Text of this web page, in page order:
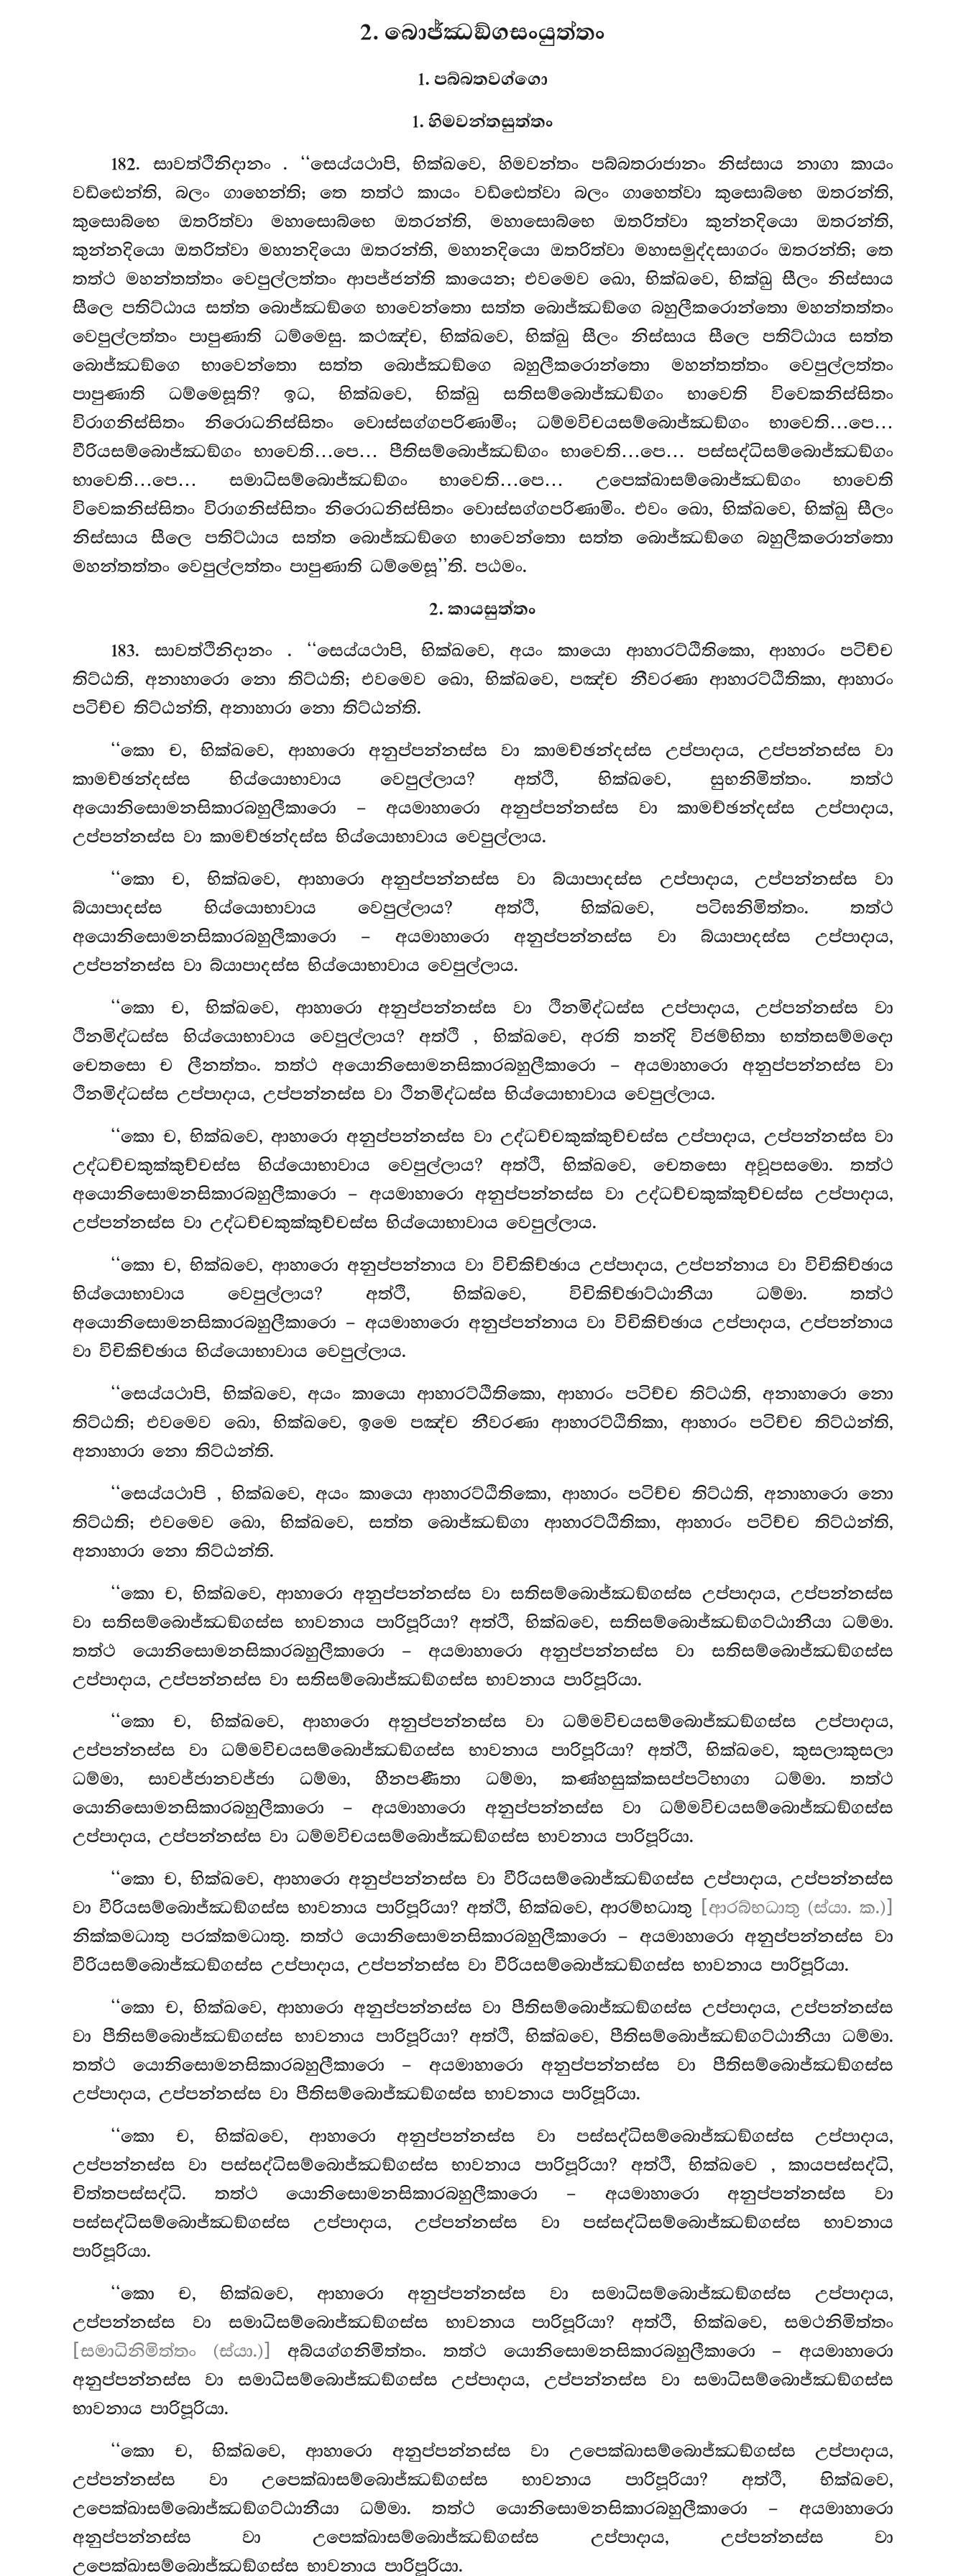
2. බොජ්ඣඞ්ගසංයුත්තං
1. පබ්බතවග්ගො
1. හිමවන්තසුත්තං
182. සාවත්ථිනිදානං . ‘‘සෙය්යථාපි, භික්ඛවෙ, හිමවන්තං පබ්බතරාජානං නිස්සාය නාගා කායං
වඩ්ඪෙන්ති, බලං ගාහෙන්ති; තෙ තත්ථ කායං වඩ්ඪෙත්වා බලං ගාහෙත්වා කුසොබ්භෙ ඔතරන්ති,
කුසොබ්භෙ ඔතරිත්වා මහාසොබ්භෙ ඔතරන්ති, මහාසොබ්භෙ ඔතරිත්වා කුන්නදියො ඔතරන්ති,
කුන්නදියො ඔතරිත්වා මහානදියො ඔතරන්ති, මහානදියො ඔතරිත්වා මහාසමුද්දසාගරං ඔතරන්ති; තෙ
තත්ථ මහන්තත්තං වෙපුල්ලත්තං ආපජ්ජන්ති කායෙන; එවමෙව ඛො, භික්ඛවෙ, භික්ඛු සීලං නිස්සාය
සීලෙ පතිට්ඨාය සත්ත බොජ්ඣඞ්ගෙ භාවෙන්තො සත්ත බොජ්ඣඞ්ගෙ බහුලීකරොන්තො මහන්තත්තං
වෙපුල්ලත්තං පාපුණාති ධම්මෙසු. කථඤ්ච, භික්ඛවෙ, භික්ඛු සීලං නිස්සාය සීලෙ පතිට්ඨාය සත්ත
බොජ්ඣඞ්ගෙ භාවෙන්තො සත්ත බොජ්ඣඞ්ගෙ බහුලීකරොන්තො මහන්තත්තං වෙපුල්ලත්තං
පාපුණාති ධම්මෙසූති? ඉධ, භික්ඛවෙ, භික්ඛු සතිසම්බොජ්ඣඞ්ගං භාවෙති විවෙකනිස්සිතං
විරාගනිස්සිතං නිරොධනිස්සිතං වොස්සග්ගපරිණාමිං; ධම්මවිචයසම්බොජ්ඣඞ්ගංභාවෙති…පෙ…
වීරියසම්බොජ්ඣඞ්ගං භාවෙති…පෙ… පීතිසම්බොජ්ඣඞ්ගං භාවෙති…පෙ… පස්සද්ධිසම්බොජ්ඣඞ්ගං
භාවෙති…පෙ… සමාධිසම්බොජ්ඣඞ්ගං භාවෙති…පෙ… උපෙක්ඛාසම්බොජ්ඣඞ්ගංභාවෙති
විවෙකනිස්සිතං විරාගනිස්සිතං නිරොධනිස්සිතං වොස්සග්ගපරිණාමිං. එවං ඛො, භික්ඛවෙ, භික්ඛු සීලං
නිස්සාය සීලෙ පතිට්ඨාය සත්ත බොජ්ඣඞ්ගෙ භාවෙන්තො සත්ත බොජ්ඣඞ්ගෙ බහුලීකරොන්තො
මහන්තත්තං වෙපුල්ලත්තං පාපුණාති ධම්මෙසූ’’ති. පඨමං.
2. කායසුත්තං
183. සාවත්ථිනිදානං . ‘‘සෙය්යථාපි, භික්ඛවෙ, අයං කායො ආහාරට්ඨිතිකො, ආහාරං පටිච්ච
තිට්ඨති, අනාහාරො නො තිට්ඨති; එවමෙව ඛො, භික්ඛවෙ, පඤ්ච නීවරණා ආහාරට්ඨිතිකා, ආහාරං
පටිච්ච තිට්ඨන්ති, අනාහාරා නො තිට්ඨන්ති.
‘‘කො ච, භික්ඛවෙ, ආහාරො අනුප්පන්නස්ස වා කාමච්ඡන්දස්ස උප්පාදාය, උප්පන්නස්ස වා
කාමච්ඡන්දස්ස භිය්යොභාවාය වෙපුල්ලාය? අත්ථි, භික්ඛවෙ, සුභනිමිත්තං. තත්ථ
අයොනිසොමනසිකාරබහුලීකාරො – අයමාහාරො අනුප්පන්නස්ස වා කාමච්ඡන්දස්ස උප්පාදාය,
උප්පන්නස්ස වා කාමච්ඡන්දස්ස භිය්යොභාවාය වෙපුල්ලාය.
‘‘කො ච, භික්ඛවෙ, ආහාරො අනුප්පන්නස්ස වා බ්යාපාදස්ස උප්පාදාය, උප්පන්නස්ස වා
බ්යාපාදස්ස භිය්යොභාවාය වෙපුල්ලාය? අත්ථි, භික්ඛවෙ, පටිඝනිමිත්තං. තත්ථ
අයොනිසොමනසිකාරබහුලීකාරො – අයමාහාරො අනුප්පන්නස්ස වා බ්යාපාදස්ස උප්පාදාය,
උප්පන්නස්ස වා බ්යාපාදස්ස භිය්යොභාවාය වෙපුල්ලාය.
‘‘කො ච, භික්ඛවෙ, ආහාරො අනුප්පන්නස්ස වා ථිනමිද්ධස්ස උප්පාදාය, උප්පන්නස්ස වා
ථිනමිද්ධස්ස භිය්යොභාවාය වෙපුල්ලාය? අත්ථි , භික්ඛවෙ, අරති තන්දි විජම්භිතා භත්තසම්මදො
චෙතසො ච ලීනත්තං. තත්ථ අයොනිසොමනසිකාරබහුලීකාරො – අයමාහාරො අනුප්පන්නස්ස වා
ථිනමිද්ධස්ස උප්පාදාය, උප්පන්නස්ස වා ථිනමිද්ධස්ස භිය්යොභාවාය වෙපුල්ලාය.
‘‘කො ච, භික්ඛවෙ, ආහාරො අනුප්පන්නස්ස වා උද්ධච්චකුක්කුච්චස්ස උප්පාදාය, උප්පන්නස්ස වා
උද්ධච්චකුක්කුච්චස්ස භිය්යොභාවාය වෙපුල්ලාය? අත්ථි, භික්ඛවෙ, චෙතසො අවූපසමො. තත්ථ
අයොනිසොමනසිකාරබහුලීකාරො – අයමාහාරො අනුප්පන්නස්ස වා උද්ධච්චකුක්කුච්චස්ස උප්පාදාය,
උප්පන්නස්ස වා උද්ධච්චකුක්කුච්චස්ස භිය්යොභාවාය වෙපුල්ලාය.
‘‘කො ච, භික්ඛවෙ, ආහාරො අනුප්පන්නාය වා විචිකිච්ඡාය උප්පාදාය, උප්පන්නාය වා විචිකිච්ඡාය
භිය්යොභාවාය වෙපුල්ලාය? අත්ථි, භික්ඛවෙ, විචිකිච්ඡාට්ඨානීයා ධම්මා. තත්ථ
අයොනිසොමනසිකාරබහුලීකාරො – අයමාහාරො අනුප්පන්නාය වා විචිකිච්ඡාය උප්පාදාය, උප්පන්නාය
වා විචිකිච්ඡාය භිය්යොභාවාය වෙපුල්ලාය.
‘‘සෙය්යථාපි, භික්ඛවෙ, අයං කායො ආහාරට්ඨිතිකො, ආහාරං පටිච්ච තිට්ඨති, අනාහාරො නො
තිට්ඨති; එවමෙව ඛො, භික්ඛවෙ, ඉමෙ පඤ්ච නීවරණා ආහාරට්ඨිතිකා, ආහාරං පටිච්ච තිට්ඨන්ති,
අනාහාරා නො තිට්ඨන්ති.
‘‘සෙය්යථාපි , භික්ඛවෙ, අයං කායො ආහාරට්ඨිතිකො, ආහාරං පටිච්චතිට්ඨති, අනාහාරො නො
තිට්ඨති; එවමෙව ඛො, භික්ඛවෙ, සත්ත බොජ්ඣඞ්ගා ආහාරට්ඨිතිකා, ආහාරං පටිච්ච තිට්ඨන්ති,
අනාහාරා නො තිට්ඨන්ති.
‘‘කො ච, භික්ඛවෙ, ආහාරො අනුප්පන්නස්ස වා සතිසම්බොජ්ඣඞ්ගස්ස උප්පාදාය, උප්පන්නස්ස
වා සතිසම්බොජ්ඣඞ්ගස්ස භාවනාය පාරිපූරියා? අත්ථි, භික්ඛවෙ, සතිසම්බොජ්ඣඞ්ගට්ඨානීයා ධම්මා.
තත්ථ යොනිසොමනසිකාරබහුලීකාරො – අයමාහාරො අනුප්පන්නස්ස වා සතිසම්බොජ්ඣඞ්ගස්ස
උප්පාදාය, උප්පන්නස්ස වා සතිසම්බොජ්ඣඞ්ගස්ස භාවනාය පාරිපූරියා.
‘‘කොච, භික්ඛවෙ, ආහාරො අනුප්පන්නස්ස වා ධම්මවිචයසම්බොජ්ඣඞ්ගස්ස උප්පාදාය,
උප්පන්නස්ස වා ධම්මවිචයසම්බොජ්ඣඞ්ගස්ස භාවනාය පාරිපූරියා? අත්ථි, භික්ඛවෙ, කුසලාකුසලා
ධම්මා, සාවජ්ජානවජ්ජා ධම්මා, හීනපණීතා ධම්මා, කණ්හසුක්කසප්පටිභාගා ධම්මා. තත්ථ
යොනිසොමනසිකාරබහුලීකාරො – අයමාහාරො අනුප්පන්නස්ස වා ධම්මවිචයසම්බොජ්ඣඞ්ගස්ස
උප්පාදාය, උප්පන්නස්ස වා ධම්මවිචයසම්බොජ්ඣඞ්ගස්ස භාවනාය පාරිපූරියා.
‘‘කො ච, භික්ඛවෙ, ආහාරො අනුප්පන්නස්ස වා වීරියසම්බොජ්ඣඞ්ගස්ස උප්පාදාය, උප්පන්නස්ස
වා වීරියසම්බොජ්ඣඞ්ගස්ස භාවනාය පාරිපූරියා? අත්ථි, භික්ඛවෙ, ආරම්භධාතු
[ආරබ්භධාතු (ස්යා. ක.)]
නික්කමධාතු පරක්කමධාතු. තත්ථ යොනිසොමනසිකාරබහුලීකාරො – අයමාහාරො අනුප්පන්නස්සවා
වීරියසම්බොජ්ඣඞ්ගස්ස උප්පාදාය, උප්පන්නස්ස වා වීරියසම්බොජ්ඣඞ්ගස්ස භාවනාය පාරිපූරියා.
‘‘කො ච, භික්ඛවෙ, ආහාරො අනුප්පන්නස්ස වා පීතිසම්බොජ්ඣඞ්ගස්ස උප්පාදාය, උප්පන්නස්ස
වා පීතිසම්බොජ්ඣඞ්ගස්ස භාවනාය පාරිපූරියා? අත්ථි, භික්ඛවෙ, පීතිසම්බොජ්ඣඞ්ගට්ඨානීයා ධම්මා.
තත්ථ යොනිසොමනසිකාරබහුලීකාරො – අයමාහාරො අනුප්පන්නස්ස වා පීතිසම්බොජ්ඣඞ්ගස්ස
උප්පාදාය, උප්පන්නස්ස වා පීතිසම්බොජ්ඣඞ්ගස්ස භාවනාය පාරිපූරියා.
‘‘කො ච, භික්ඛවෙ, ආහාරො අනුප්පන්නස්ස වා පස්සද්ධිසම්බොජ්ඣඞ්ගස්ස උප්පාදාය,
උප්පන්නස්ස වා පස්සද්ධිසම්බොජ්ඣඞ්ගස්ස භාවනාය පාරිපූරියා? අත්ථි, භික්ඛවෙ , කායපස්සද්ධි,
චිත්තපස්සද්ධි. තත්ථ යොනිසොමනසිකාරබහුලීකාරො – අයමාහාරො අනුප්පන්නස්ස වා
පස්සද්ධිසම්බොජ්ඣඞ්ගස්ස උප්පාදාය, උප්පන්නස්ස වා පස්සද්ධිසම්බොජ්ඣඞ්ගස්ස භාවනාය
පාරිපූරියා.
‘‘කො ච, භික්ඛවෙ, ආහාරො අනුප්පන්නස්ස වා සමාධිසම්බොජ්ඣඞ්ගස්ස උප්පාදාය,
උප්පන්නස්ස වා සමාධිසම්බොජ්ඣඞ්ගස්ස භාවනාය පාරිපූරියා? අත්ථි, භික්ඛවෙ, සමථනිමිත්තං
[සමාධිනිමිත්තං (ස්යා.)]
අබ්යග්ගනිමිත්තං. තත්ථ යොනිසොමනසිකාරබහුලීකාරො – අයමාහාරො
අනුප්පන්නස්ස වා සමාධිසම්බොජ්ඣඞ්ගස්ස උප්පාදාය, උප්පන්නස්ස වා සමාධිසම්බොජ්ඣඞ්ගස්ස
භාවනාය පාරිපූරියා.
‘‘කො ච, භික්ඛවෙ, ආහාරො අනුප්පන්නස්ස වා උපෙක්ඛාසම්බොජ්ඣඞ්ගස්ස උප්පාදාය,
උප්පන්නස්ස වා උපෙක්ඛාසම්බොජ්ඣඞ්ගස්ස භාවනාය පාරිපූරියා? අත්ථි, භික්ඛවෙ,
උපෙක්ඛාසම්බොජ්ඣඞ්ගට්ඨානීයා ධම්මා. තත්ථ යොනිසොමනසිකාරබහුලීකාරො – අයමාහාරො
අනුප්පන්නස්ස වා උපෙක්ඛාසම්බොජ්ඣඞ්ගස්ස උප්පාදාය, උප්පන්නස්ස වා
උපෙක්ඛාසම්බොජ්ඣඞ්ගස්ස භාවනාය පාරිපූරියා.